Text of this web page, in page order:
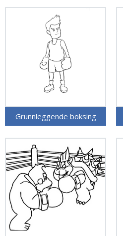
Grunnleggende boksing